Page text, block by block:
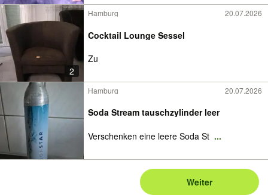
2
Hamburg 20.07.2026
Cocktail Lounge Sessel
Zu
Hamburg 20.07.2026
Soda Stream tauschzylinder leer
Verschenken eine leere Soda St ...
Weiter